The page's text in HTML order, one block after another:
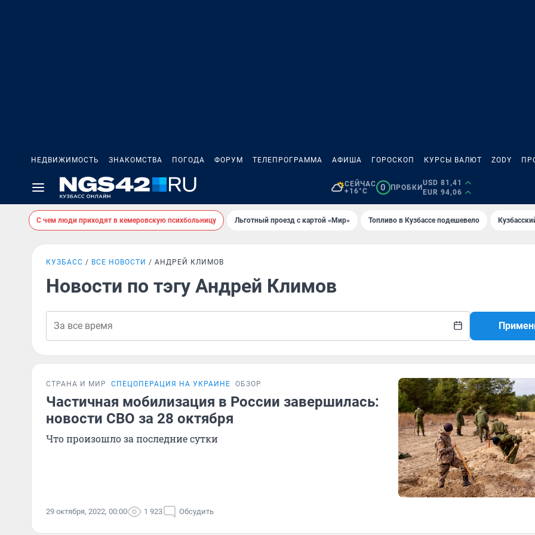
НЕДВИЖИМОСТЬ ЗНАКОМСТВА ПОГОДА ФОРУМ ТЕЛЕПРОГРАММА АФИША ГОРОСКОП КУРСЫ ВАЛЮТ ZODY
СЕЙЧАС
+16°C
0 ПРОБКИ
USD 81,41
EUR 94,06
С чем люди приходят в кемеровскую психбольницу Льготный проезд с картой «Мир» Топливо в Кузбассе подешевело
КУЗБАСС ВСЕ НОВОСТИ АНДРЕЙ КЛИМОВ
Новости по тэгу Андрей Климов
СТРАНА И МИР СПЕЦОПЕРАЦИЯ НА УКРАИНЕ ОБЗОР
Частичная мобилизация в России завершилась:
новости СВО за 28 октября
Что произошло за последние сутки
29 октября, 2022, 00:00 1 923 Обсудить